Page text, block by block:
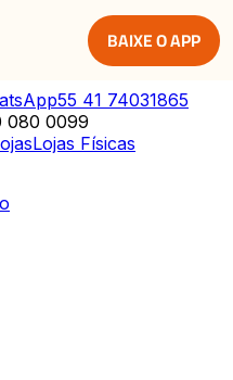
BAIXE O APP
55 41 74031865
080 0099
Lojas Físicas